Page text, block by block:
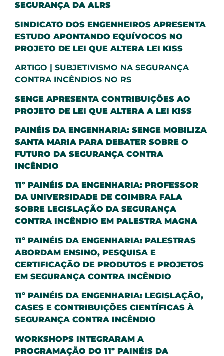
SEGURANÇA DA ALRS
SINDICATO DOS ENGENHEIROS APRESENTA
ESTUDO APONTANDO EQUÍVOCOS NO
PROJETO DE LEI QUE ALTERA LEI KISS
ARTIGO | SUBJETIVISMO NA SEGURANÇA
CONTRA INCÊNDIOS NO RS
SENGE APRESENTA CONTRIBUIÇÕES AO
PROJETO DE LEI QUE ALTERA A LEI KISS
PAINÉIS DA ENGENHARIA: SENGE MOBILIZA
SANTA MARIA PARA DEBATER SOBRE O
FUTURO DA SEGURANÇA CONTRA
INCÊNDIO
11º PAINÉIS DA ENGENHARIA: PROFESSOR
DA UNIVERSIDADE DE COIMBRA FALA
SOBRE LEGISLAÇÃO DA SEGURANÇA
CONTRA INCÊNDIO EM PALESTRA MAGNA
11º PAINÉIS DA ENGENHARIA: PALESTRAS
ABORDAM ENSINO, PESQUISA E
CERTIFICAÇÃO DE PRODUTOS E PROJETOS
EM SEGURANÇA CONTRA INCÊNDIO
11º PAINÉIS DA ENGENHARIA: LEGISLAÇÃO,
CASES E CONTRIBUIÇÕES CIENTÍFICAS À
SEGURANÇA CONTRA INCÊNDIO
WORKSHOPS INTEGRARAM A
PROGRAMAÇÃO DO 11º PAINÉIS DA